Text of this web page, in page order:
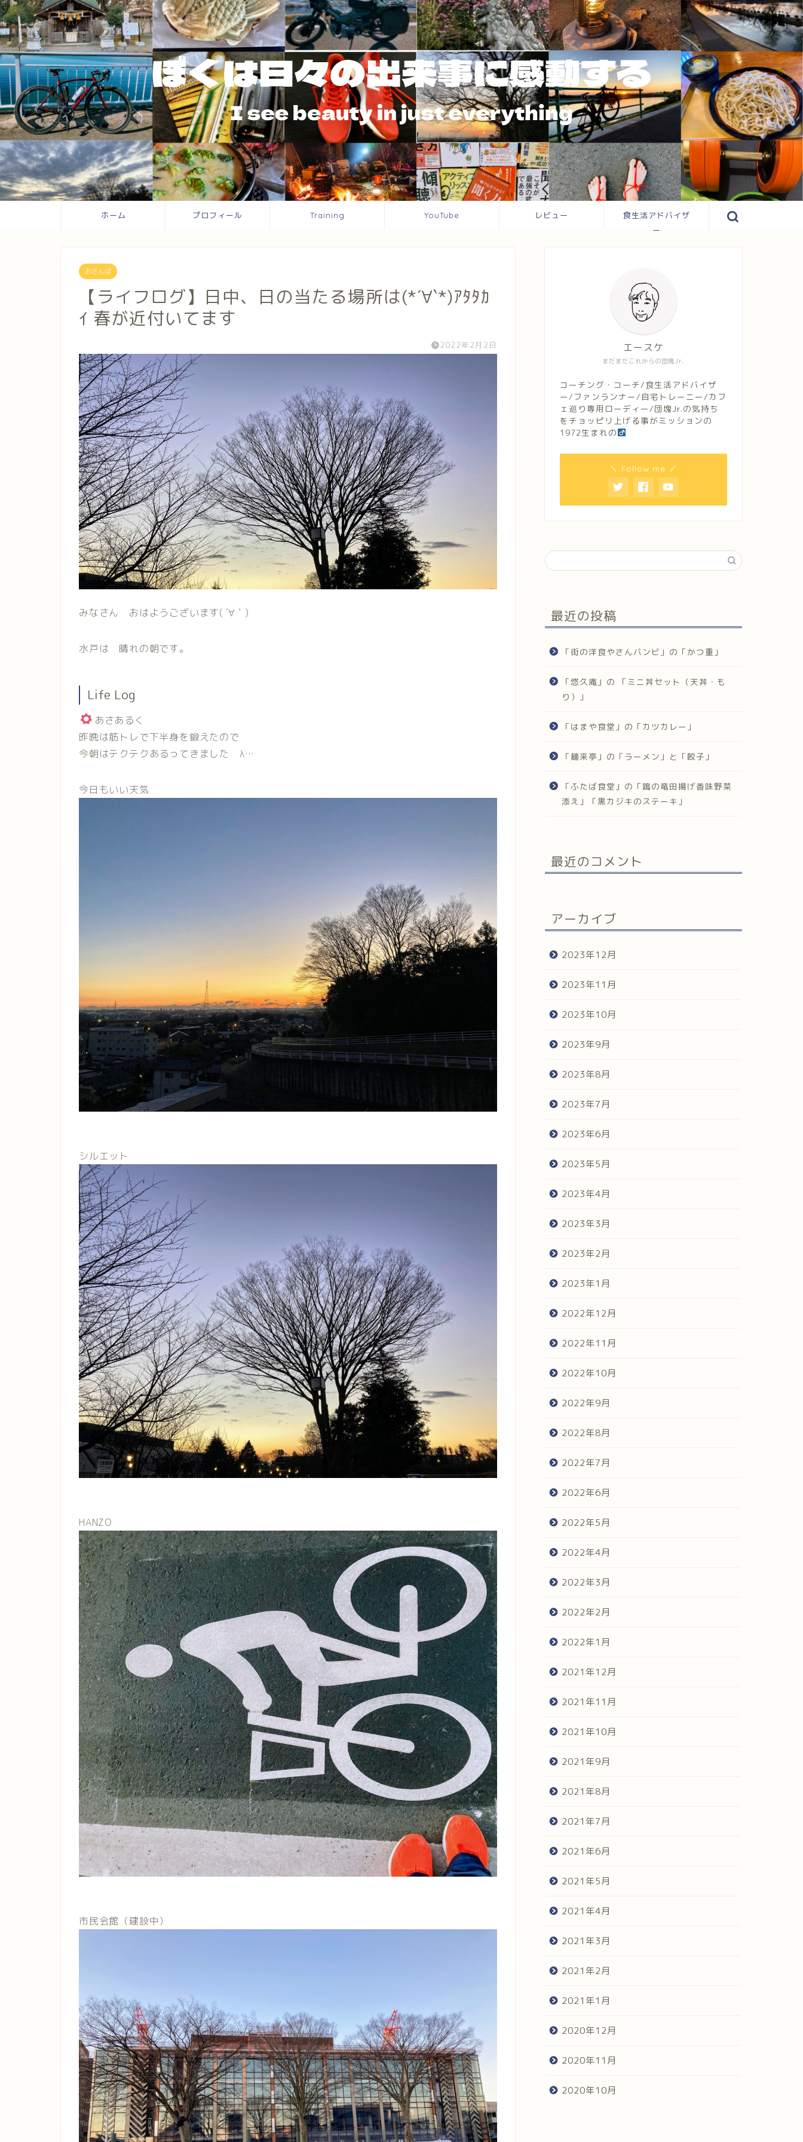
ホーム プロフィール Training YouTube レビュー
食生活アドバイザ
ー
おさんぽ
【ライフログ】日中、日の当たる場所は(*´∀`*)ｱﾀﾀｶ
ｲ 春が近付いてます
2022年2月2日
みなさん おはようございます( ´∀｀)
水戸は 晴れの朝です。
Life Log
あさあるく
昨晩は筋トレで下半身を鍛えたので
今朝はテクテクあるってきました λ…
今日もいい天気
シルエット
HANZO
市民会館（建設中）
まだまだこれからの団塊Jr.
エースケ
コーチング・コーチ/食生活アドバイザ
ー/ファンランナー/自宅トレーニー/カフ
ェ巡り専用ローディー/団塊Jr.の気持ち
をチョッピリ上げる事がミッションの
1972生まれの
＼ Follow me ／
最近の投稿
「街の洋食やさんバンビ」の「かつ重」
「悠久庵」の 「ミニ丼セット（天丼・も
り）」
「はまや食堂」の「カツカレー」
「麺来亭」の「ラーメン」と「餃子」
「ふたば食堂」の「鶏の竜田揚げ香味野菜
添え」「黒カジキのステーキ」
最近のコメント
アーカイブ
2023年12月
2023年11月
2023年10月
2023年9月
2023年8月
2023年7月
2023年6月
2023年5月
2023年4月
2023年3月
2023年2月
2023年1月
2022年12月
2022年11月
2022年10月
2022年9月
2022年8月
2022年7月
2022年6月
2022年5月
2022年4月
2022年3月
2022年2月
2022年1月
2021年12月
2021年11月
2021年10月
2021年9月
2021年8月
2021年7月
2021年6月
2021年5月
2021年4月
2021年3月
2021年2月
2021年1月
2020年12月
2020年11月
2020年10月